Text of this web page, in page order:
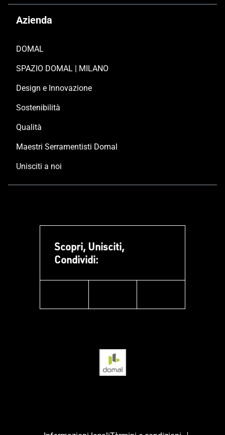
Azienda
DOMAL
SPAZIO DOMAL | MILANO
Design e Innovazione
Sostenibilità
Qualità
Maestri Serramentisti Domal
Unisciti a noi
Scopri, Unisciti,
Condividi: